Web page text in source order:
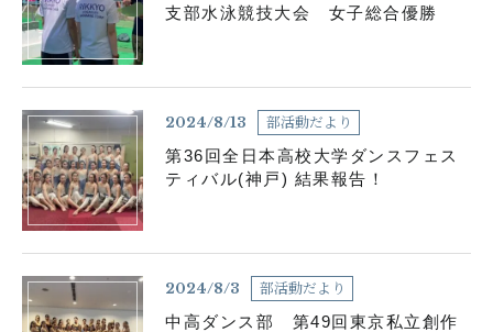
サイトポリシー
支部水泳競技大会 女子総合優勝
2024/8/13 部活動だより
第36回全日本高校大学ダンスフェス
ティバル(神戸) 結果報告！
2024/8/3 部活動だより
中高ダンス部 第49回東京私立創作